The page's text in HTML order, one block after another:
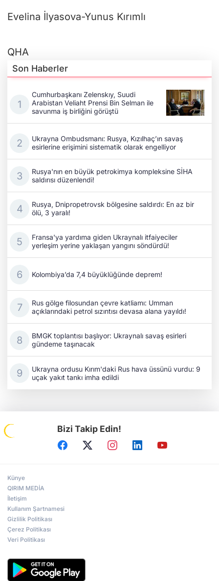
Evelina İlyasova-Yunus Kırımlı
QHA
Son Haberler
Cumhurbaşkanı Zelenskıy, Suudi
Arabistan Veliaht Prensi Bin Selman ile
savunma iş birliğini görüştü
Ukrayna Ombudsmanı: Rusya, Kızılhaç’ın savaş
esirlerine erişimini sistematik olarak engelliyor
Rusya'nın en büyük petrokimya kompleksine SİHA
saldırısı düzenlendi!
Rusya, Dnipropetrovsk bölgesine saldırdı: En az bir
ölü, 3 yaralı!
Fransa'ya yardıma giden Ukraynalı itfaiyeciler
yerleşim yerine yaklaşan yangını söndürdü!
Kolombiya’da 7,4 büyüklüğünde deprem!
Rus gölge filosundan çevre katliamı: Umman
açıklarındaki petrol sızıntısı devasa alana yayıldı!
BMGK toplantısı başlıyor: Ukraynalı savaş esirleri
gündeme taşınacak
Ukrayna ordusu Kırım'daki Rus hava üssünü vurdu: 9
uçak yakıt tankı imha edildi
Bizi Takip Edin!
Künye
QIRIM MEDİA
İletişim
Kullanım Şartnamesi
Gizlilik Politikası
Çerez Politikası
Veri Politikası